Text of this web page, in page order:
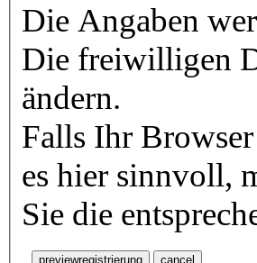
Die Angaben
Die freiwilligen
ändern.
Falls Ihr
es hier sinnvoll,
Sie die